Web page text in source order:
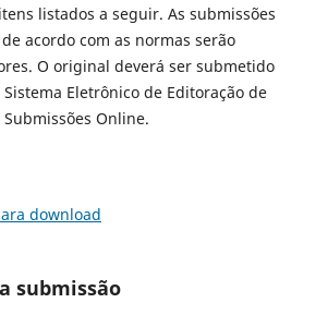
listados a seguir. As submissões
acordo com as normas serão
O original deverá ser submetido
Eletrônico de Editoração de
Submissões Online.
download
submissão